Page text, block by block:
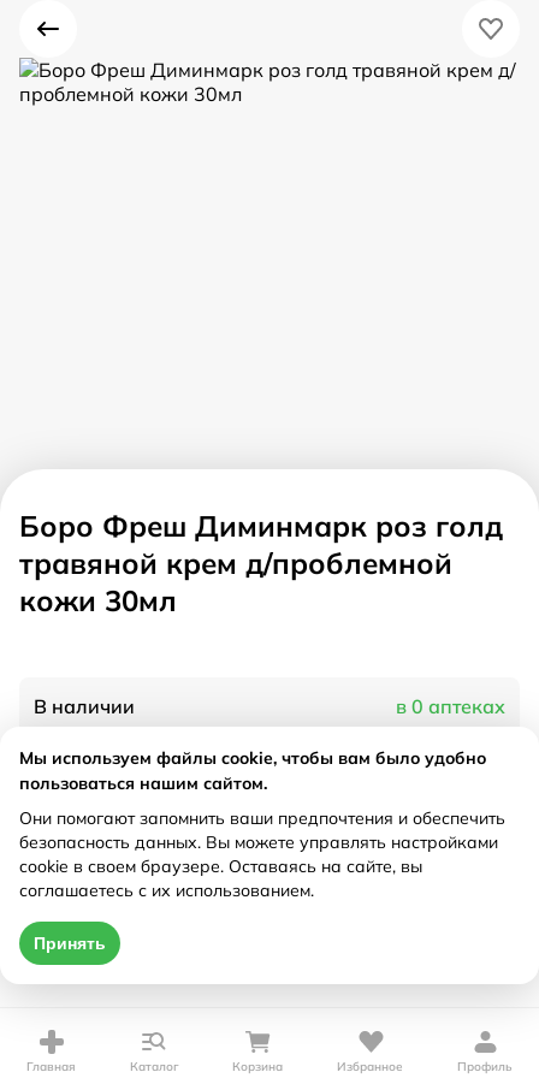
Боро Фреш Диминмарк роз голд
травяной крем д/проблемной
кожи 30мл
В наличии в 0 аптеках
Характеристики
Рецепт Не требуется
Главная Каталог Корзина Избранное Профиль
Мы используем файлы cookie, чтобы вам было удобно
пользоваться нашим сайтом.
Они помогают запомнить ваши предпочтения и обеспечить
безопасность данных. Вы можете управлять настройками
cookie в своем браузере. Оставаясь на сайте, вы
соглашаетесь с их использованием.
Принять